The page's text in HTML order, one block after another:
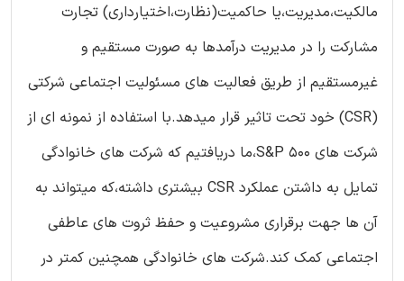
مالکیت،مدیریت،یا حاکمیت(نظارت،اختیارداری) تجارت
مشارکت را در مدیریت درآمدها به صورت مستقیم و
غیرمستقیم از طریق فعالیت های مسئولیت اجتماعی شرکتی
(CSR) خود تحت تاثیر قرار میدهد.با استفاده از نمونه ای از
شرکت های S&P 500،ما دریافتیم که شرکت های خانوادگی
تمایل به داشتن عملکرد CSR بیشتری داشته،که میتواند به
آن ها جهت برقراری مشروعیت و حفظ ثروت های عاطفی
اجتماعی کمک کند.شرکت های خانوادگی همچنین کمتر در